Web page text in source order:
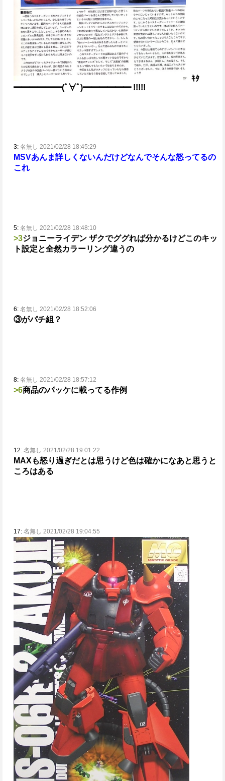
ｷﾀ
━━━━━━(ﾟ∀ﾟ)━━━━━━ !!!!!
3: 名無し 2021/02/28 18:45:29
MSVあんま詳しくないんだけどなんでそんな怒ってるの
これ
5: 名無し 2021/02/28 18:48:10
>3ジョニーライデン ザクでググれば分かるけどこのキッ
ト設定と全然カラーリング違うの
6: 名無し 2021/02/28 18:52:06
③がパチ組？
8: 名無し 2021/02/28 18:57:12
>6商品のパッケに載ってる作例
12: 名無し 2021/02/28 19:01:22
MAXも怒り過ぎだとは思うけど色は確かになあと思うと
ころはある
17: 名無し 2021/02/28 19:04:55